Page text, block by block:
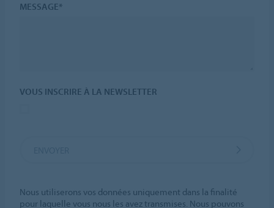
MESSAGE*
VOUS INSCRIRE À LA NEWSLETTER
Nous utiliserons vos données uniquement dans la finalité
pour laquelle vous nous les avez transmises. Nous pouvons